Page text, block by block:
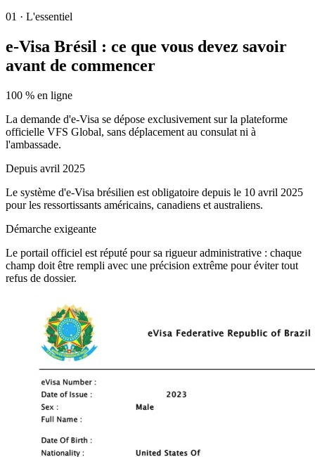
01 · L'essentiel
e-Visa Brésil : ce que vous devez savoir
avant de commencer
100 % en ligne
La demande d'e-Visa se dépose exclusivement sur la plateforme
officielle VFS Global, sans déplacement au consulat ni à
l'ambassade.
Depuis avril 2025
Le système d'e-Visa brésilien est obligatoire depuis le 10 avril 2025
pour les ressortissants américains, canadiens et australiens.
Démarche exigeante
Le portail officiel est réputé pour sa rigueur administrative : chaque
champ doit être rempli avec une précision extrême pour éviter tout
refus de dossier.